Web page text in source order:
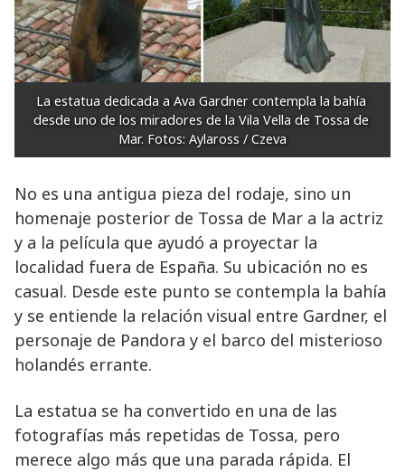
La estatua dedicada a Ava Gardner contempla la bahía
desde uno de los miradores de la Vila Vella de Tossa de
Mar. Fotos: Aylaross / Czeva
No es una antigua pieza del rodaje, sino un
homenaje posterior de Tossa de Mar a la actriz
y a la película que ayudó a proyectar la
localidad fuera de España. Su ubicación no es
casual. Desde este punto se contempla la bahía
y se entiende la relación visual entre Gardner, el
personaje de Pandora y el barco del misterioso
holandés errante.
La estatua se ha convertido en una de las
fotografías más repetidas de Tossa, pero
merece algo más que una parada rápida. El